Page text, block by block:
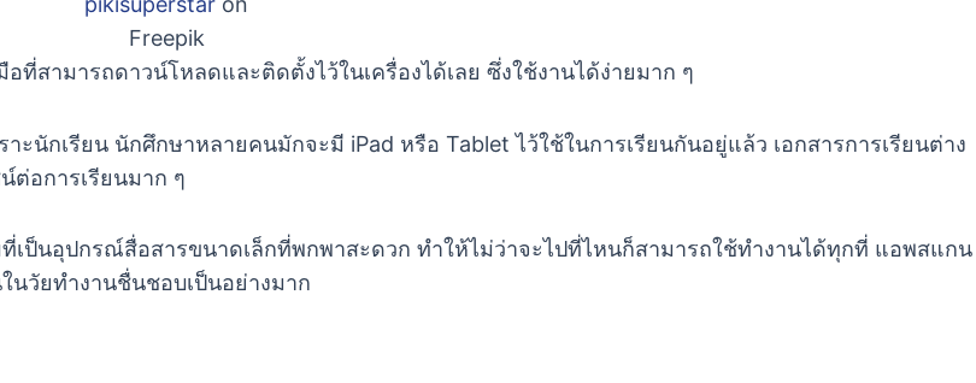
Freepik
ที่สามารถดาวน์โหลดและติดตั้งไว้ในเครื่องได้เลย ซึ่งใช้งานได้ง่ายมาก ๆ
ะนักเรียน นักศึกษาหลายคนมักจะมี iPad หรือ Tablet ไว้ใช้ในการเรียนกันอยู่แล้ว เอกสารการเรียนต่าง
ต่อการเรียนมาก ๆ
เป็นอุปกรณ์สื่อสารขนาดเล็กที่พกพาสะดวก ทำให้ไม่ว่าจะไปที่ไหนก็สามารถใช้ทำงานได้ทุกที่ แอพสแกน
นวัยทำงานชื่นชอบเป็นอย่างมาก